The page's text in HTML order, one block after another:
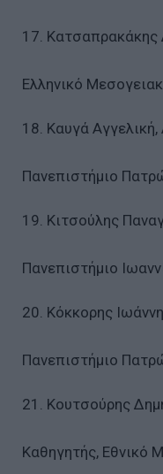
17. Κατσαπρακάκης
Ελληνικό
18. Καυγά
Πανεπιστήμιο
19. Κιτσούλης
Πανεπιστήμιο
20. Κόκκορης
Πανεπιστήμιο
21. Κουτσούρης
Καθηγητής, Εθνικό